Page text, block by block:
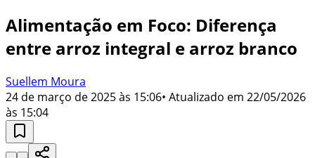
Alimentação em Foco: Diferença
entre arroz integral e arroz branco
Suellem Moura
24 de março de 2025 às 15:06• Atualizado em 22/05/2026
às 15:04